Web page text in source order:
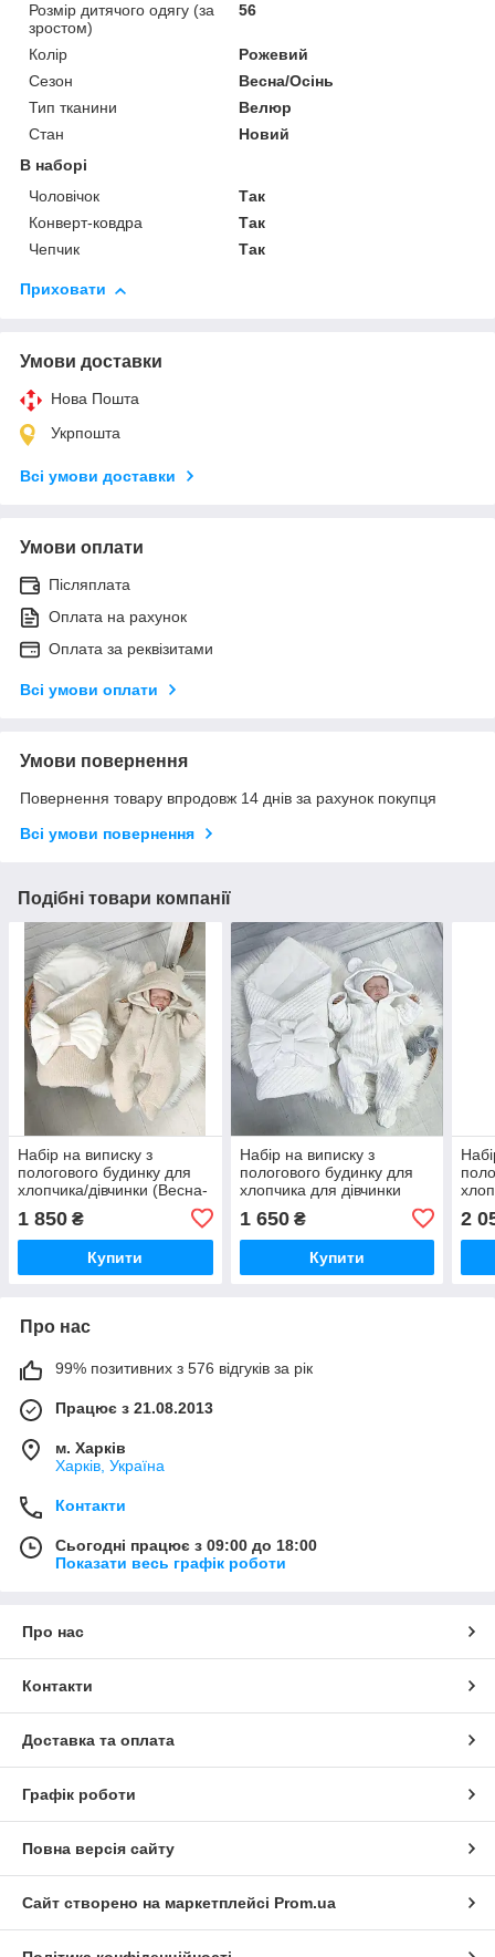
Розмір дитячого одягу (за
зростом)
56
Колір
Рожевий
Сезон
Весна/Осінь
Тип тканини
Велюр
Стан
Новий
В наборі
Чоловічок
Так
Конверт-ковдра
Так
Чепчик
Так
Приховати
Умови доставки
Нова Пошта
Укрпошта
Всі умови доставки
Умови оплати
Післяплата
Оплата на рахунок
Оплата за реквізитами
Всі умови оплати
Умови повернення
Повернення товару впродовж 14 днів за рахунок покупця
Всі умови повернення
Подібні товари компанії
Набір на виписку з
пологового будинку для
хлопчика/дівчинки (Весна-
1 850 ₴
Купити
Набір на виписку з
пологового будинку для
хлопчика для дівчинки
комбінезон, конверт,
шапочка)
1 650₴
Купити
2
Про нас
99% позитивних з 576 відгуків за рік
Працює з 21.08.2013
м. Харків
Харків, Україна
Контакти
Сьогодні працює з 09:00 до 18:00
Показати весь графік роботи
Про нас
Контакти
Доставка та оплата
Графік роботи
Повна версія сайту
Сайт створено на маркетплейсі Prom.ua